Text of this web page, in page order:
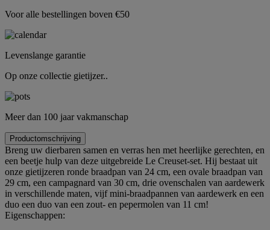
Voor alle bestellingen boven €50
Levenslange garantie
Op onze collectie gietijzer..
Meer dan 100 jaar vakmanschap
Productomschrijving
Breng uw dierbaren samen en verras hen met heerlijke gerechten, en
een beetje hulp van deze uitgebreide Le Creuset-set. Hij bestaat uit
onze gietijzeren ronde braadpan van 24 cm, een ovale braadpan van
29 cm, een campagnard van 30 cm, drie ovenschalen van aardewerk
in verschillende maten, vijf mini-braadpannen van aardewerk en een
duo een duo van een zout- en pepermolen van 11 cm!
Eigenschappen: